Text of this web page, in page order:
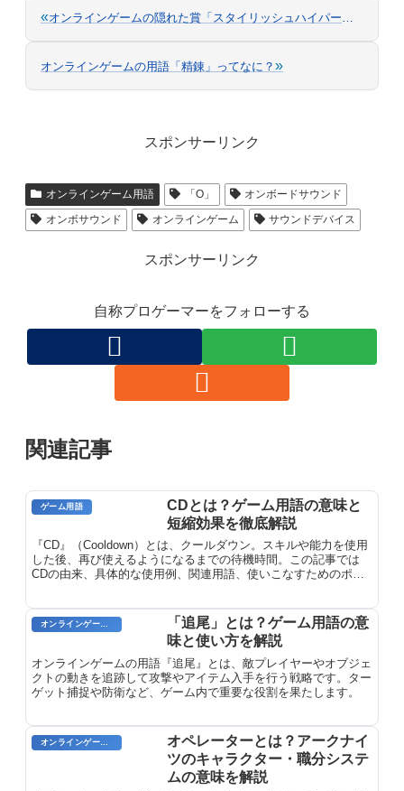
«
オンラインゲームの用語「精錬」ってなに？ »
スポンサーリンク
オンラインゲーム用語 「O」
オンボードサウンド
オンボサウンド
オンラインゲーム サウンドデバイス
スポンサーリンク
自称プロゲーマーをフォローする
関連記事
ゲーム用語
CDとは？ゲーム用語の意味と
短縮効果を徹底解説
『CD』（Cooldown）とは、クールダウン。スキルや能力を使用
した後、再び使えるようになるまでの待機時間。この記事では
CDの由来、具体的な使用例、関連用語、使いこなすためのポイ
オンラインゲーム用語
「追尾」とは？ゲーム用語の意
味と使い方を解説
オンラインゲームの用語『追尾』とは、敵プレイヤーやオブジェ
クトの動きを追跡して攻撃やアイテム入手を行う戦略です。ター
ゲット捕捉や防衛など、ゲーム内で重要な役割を果たします。
オペレーターとは？アークナイ
ツのキャラクター・職分システ
ムの意味を解説